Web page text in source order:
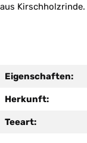
aus Kirschholzrinde.
Eigenschaften:
Herkunft:
Teeart: